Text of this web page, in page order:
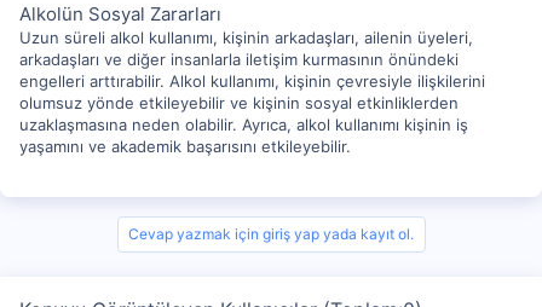
Alkolün Sosyal Zararları
Uzun süreli alkol kullanımı, kişinin arkadaşları, ailenin üyeleri,
arkadaşları ve diğer insanlarla iletişim kurmasının önündeki
engelleri arttırabilir. Alkol kullanımı, kişinin çevresiyle ilişkilerini
olumsuz yönde etkileyebilir ve kişinin sosyal etkinliklerden
uzaklaşmasına neden olabilir. Ayrıca, alkol kullanımı kişinin iş
yaşamını ve akademik başarısını etkileyebilir.
Cevap yazmak için giriş yap yada kayıt ol.